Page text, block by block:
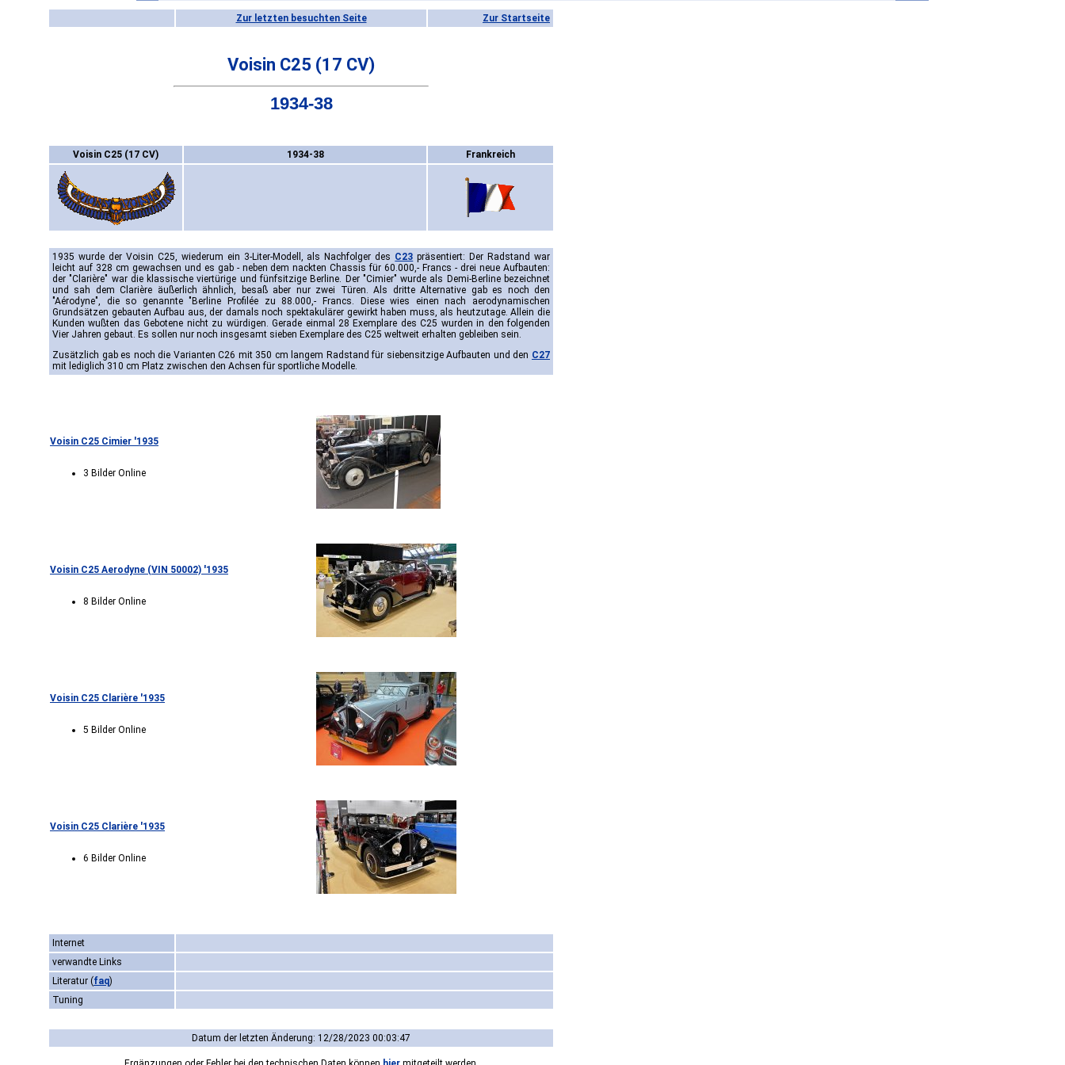
Zur letzten besuchten Seite Zur Startseite
Voisin C25 (17 CV)
1934-38
Voisin C25 (17 CV) 1934-38 Frankreich
1935 wurde der Voisin C25, wiederum ein 3-Liter-Modell, als Nachfolger des C23 präsentiert: Der Radstand war
leicht auf 328 cm gewachsen und es gab - neben dem nackten Chassis für 60.000,- Francs - drei neue Aufbauten:
der "Clarière" war die klassische viertürige und fünfsitzige Berline. Der "Cimier" wurde als Demi-Berline bezeichnet
und sah dem Clarière äußerlich ähnlich, besaß aber nur zwei Türen. Als dritte Alternative gab es noch den
"Aérodyne", die so genannte "Berline Profilée zu 88.000,- Francs. Diese wies einen nach aerodynamischen
Grundsätzen gebauten Aufbau aus, der damals noch spektakulärer gewirkt haben muss, als heutzutage. Allein die
Kunden wußten das Gebotene nicht zu würdigen. Gerade einmal 28 Exemplare des C25 wurden in den folgenden
Vier Jahren gebaut. Es sollen nur noch insgesamt sieben Exemplare des C25 weltweit erhalten gebleiben sein.
Zusätzlich gab es noch die Varianten C26 mit 350 cm langem Radstand für siebensitzige Aufbauten und den C27
mit lediglich 310 cm Platz zwischen den Achsen für sportliche Modelle.
Voisin C25 Cimier '1935
3 Bilder Online
Voisin C25 Aerodyne (VIN 50002) '1935
8 Bilder Online
Voisin C25 Clarière '1935
5 Bilder Online
Voisin C25 Clarière '1935
6 Bilder Online
Internet
verwandte Links
Literatur (faq)
Tuning
Datum der letzten Änderung: 12/28/2023 00:03:47